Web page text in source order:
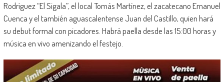
Rodríguez “El Sigala”, el local Tomás Martínez, el zacatecano Emanuel
Cuenca y el también aguascalentense Juan del Castillo, quien hará
su debut formal con picadores. Habrá paella desde las 15:00 horas y
música en vivo amenizando el festejo.